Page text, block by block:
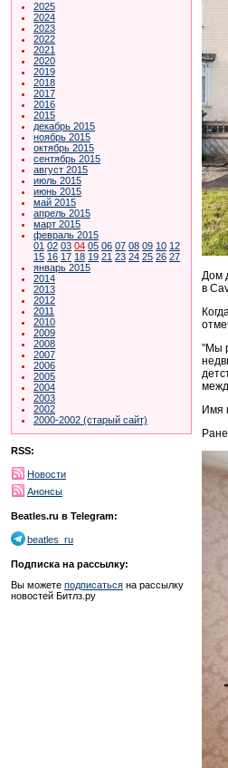
2025
2024
2023
2022
2021
2020
2019
2018
2017
2016
2015
декабрь 2015
ноябрь 2015
октябрь 2015
сентябрь 2015
август 2015
июль 2015
июнь 2015
май 2015
апрель 2015
март 2015
февраль 2015
01 02 03 04 05 06 07 08 09 10 12
15 16 17 18 19 21 23 24 25 26 27
январь 2015
2014
2013
2012
2011
2010
2009
2008
2007
2006
2005
2004
2003
2002
2000-2002 (старый сайт)
RSS:
Новости
Анонсы
Beatles.ru в Telegram:
beatles_ru
Подписка на рассылку:
Вы можете подписаться на рассылку
новостей Битлз.ру
Дом
в
"Мы
Имя